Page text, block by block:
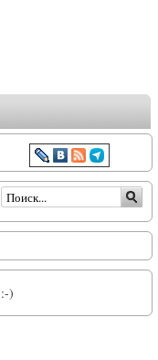
Форма поиска
:-)